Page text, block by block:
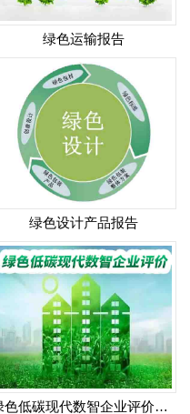
绿色运输报告
绿色设计产品报告
绿色低碳现代数智企业评价报告